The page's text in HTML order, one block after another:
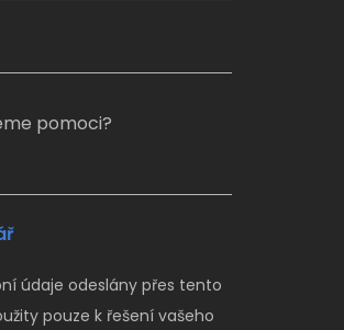
pomoci?
údaje odeslány přes tento
pouze k řešení vašeho